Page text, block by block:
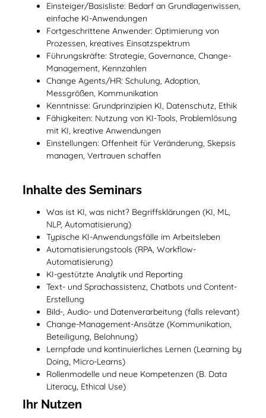
Einsteiger/Basisliste: Bedarf an Grundlagenwissen,
einfache KI-Anwendungen
Fortgeschrittene Anwender: Optimierung von
Prozessen, kreatives Einsatzspektrum
Führungskräfte: Strategie, Governance, Change-
Management, Kennzahlen
Change Agents/HR: Schulung, Adoption,
Messgrößen, Kommunikation
Kenntnisse: Grundprinzipien KI, Datenschutz, Ethik
Fähigkeiten: Nutzung von KI-Tools, Problemlösung
mit KI, kreative Anwendungen
Einstellungen: Offenheit für Veränderung, Skepsis
managen, Vertrauen schaffen
Inhalte des Seminars
Was ist KI, was nicht? Begriffsklärungen (KI, ML,
NLP, Automatisierung)
Typische KI-Anwendungsfälle im Arbeitsleben
Automatisierungstools (RPA, Workflow-
Automatisierung)
KI-gestützte Analytik und Reporting
Text- und Sprachassistenz, Chatbots und Content-
Erstellung
Bild-, Audio- und Datenverarbeitung (falls relevant)
Change-Management-Ansätze (Kommunikation,
Beteiligung, Belohnung)
Lernpfade und kontinuierliches Lernen (Learning by
Doing, Micro-Learns)
Rollenmodelle und neue Kompetenzen (B. Data
Literacy, Ethical Use)
Ihr Nutzen